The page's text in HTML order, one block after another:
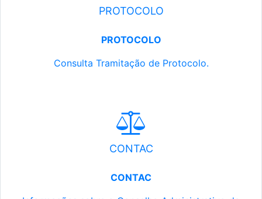
PROTOCOLO
PROTOCOLO
Consulta Tramitação de Protocolo.
CONTAC
CONTAC